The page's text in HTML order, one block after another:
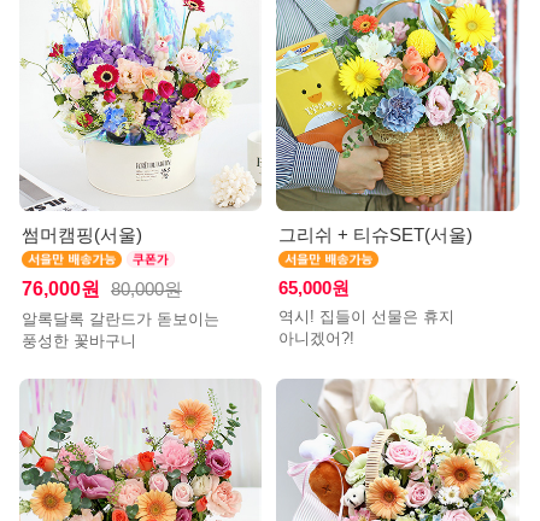
썸머캠핑(서울)
76,000원 80,000원
알록달록 갈란드가 돋보이는
풍성한 꽃바구니
그리쉬 + 티슈SET(서울)
65,000원
역시! 집들이 선물은 휴지
아니겠어?!